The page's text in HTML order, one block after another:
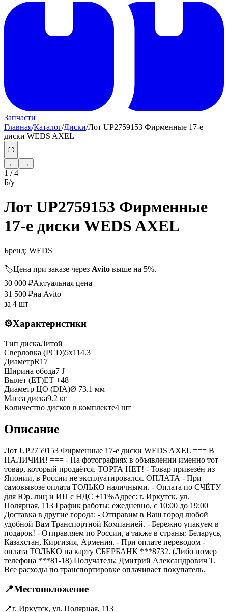
Запчасти
Главная/Каталог/Диски/Лот UP2759153 Фирменные 17-е
диски WEDS AXEL
⛶
←
→
1 /4
Б/у
Лот UP2759153 Фирменные
17-е диски WEDS AXEL
Бренд: WEDS
🏷️Цена при заказе через Avito выше на 5%.
30 000 ₽Актуальная цена
31 500 ₽на Avito
за 4 шт
⚙️Характеристики
Тип дискаЛитой
Сверловка (PCD)5x114.3
ДиаметрR17
Ширина обода7 J
Вылет (ET)ET +48
Диаметр ЦО (DIA)Ø 73.1 мм
Масса диска9.2 кг
Количество дисков в комплекте4 шт
Описание
Лот UP2759153 Фирменные 17-е диски WEDS AXEL === B
НАЛИЧИИ! === - На фотографиях в объявлении именно тот
товар, который продаётся. ТОРГА НЕТ! - Товар привезён из
Японии, в России не эксплуатировался. ОПЛАТА - При
самовывозе оплата ТОЛЬКО наличными. - Оплата по СЧЁТУ
для Юр. лиц и ИП с НДС +11%Адрес: г. Иркутск, ул.
Полярная, 113 График работы: ежедневно, с 10:00 до 19:00
Доставка в другие города: - Отправим в Ваш город любой
удобной Вам Транспортной Компанией. - Бережно упакуем в
подарок! - Отправляем по России, а также в страны: Беларусь,
Казахстан, Киргизия, Армения. - При оплате переводом -
оплата ТОЛЬКО на карту СБЕРБАНК ***8732. (Либо номер
телефона ***81-18) Получатель: Дмитрий Александрович Т.
Все расходы по транспортировке оплачивает покупатель.
📍Местоположение
📍г. Иркутск, ул. Полярная, 113